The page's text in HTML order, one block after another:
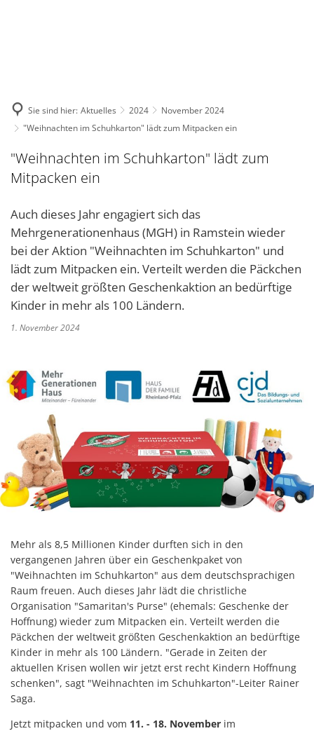
Sie sind hier: Aktuelles 2024
November 2024
"Weihnachten im Schuhkarton" lädt zum Mitpacken ein
"Weihnachten im Schuhkarton" lädt zum
Mitpacken ein
Auch dieses Jahr engagiert sich das
Mehrgenerationenhaus (MGH) in Ramstein wieder
bei der Aktion "Weihnachten im Schuhkarton" und
lädt zum Mitpacken ein. Verteilt werden die Päckchen
der weltweit größten Geschenkaktion an bedürftige
Kinder in mehr als 100 Ländern.
1. November 2024
Mehr als 8,5 Millionen Kinder durften sich in den
vergangenen Jahren über ein Geschenkpaket von
"Weihnachten im Schuhkarton" aus dem deutschsprachigen
Raum freuen. Auch dieses Jahr lädt die christliche
Organisation "Samaritan's Purse" (ehemals: Geschenke der
Hoffnung) wieder zum Mitpacken ein. Verteilt werden die
Päckchen der weltweit größten Geschenkaktion an bedürftige
Kinder in mehr als 100 Ländern. "Gerade in Zeiten der
aktuellen Krisen wollen wir jetzt erst recht Kindern Hoffnung
schenken", sagt "Weihnachten im Schuhkarton"-Leiter Rainer
Saga.
Jetzt mitpacken und vom 11. - 18. November im